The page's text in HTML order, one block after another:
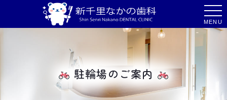
MENU
駐輪場のご案内